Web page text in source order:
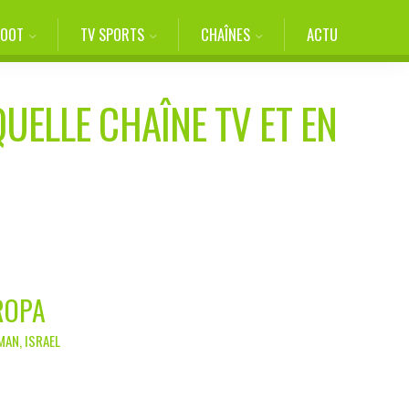
TV SPORTS CHAÎNES ACTU
CHAÎNE TV ET EN
ISRAEL